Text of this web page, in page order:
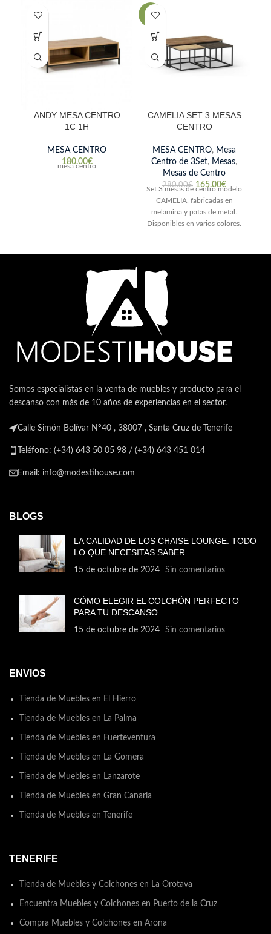
ANDY MESA CENTRO
1C 1H
MESA CENTRO
180.00€
mesa centro
-41%
CAMELIA SET 3 MESAS
CENTRO
MESA CENTRO, Mesa
Centro de 3Set, Mesas,
Mesas de Centro
280.00€ 165.00€
Set 3 mesas de centro modelo
CAMELIA, fabricadas en
melamina y patas de metal.
Disponibles en varios colores.
Somos especialistas en la venta de muebles y producto para el
descanso con más de 10 años de experiencias en el sector.
Calle Simón Bolívar Nº40 , 38007 , Santa Cruz de Tenerife
Teléfono: (+34) 643 50 05 98 / (+34) 643 451 014
Email: info@modestihouse.com
BLOGS
LA CALIDAD DE LOS CHAISE LOUNGE: TODO
LO QUE NECESITAS SABER
15 de octubre de 2024 Sin comentarios
CÓMO ELEGIR EL COLCHÓN PERFECTO
PARA TU DESCANSO
15 de octubre de 2024 Sin comentarios
ENVIOS
Tienda de Muebles en El Hierro
Tienda de Muebles en La Palma
Tienda de Muebles en Fuerteventura
Tienda de Muebles en La Gomera
Tienda de Muebles en Lanzarote
Tienda de Muebles en Gran Canaria
Tienda de Muebles en Tenerife
TENERIFE
Tienda de Muebles y Colchones en La Orotava
Encuentra Muebles y Colchones en Puerto de la Cruz
Compra Muebles y Colchones en Arona